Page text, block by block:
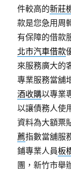
件較高的新莊
款是您急用周
有保障的借款
北市汽車借款
來服務廣大的
專業服務當舖
酒收購以專業
以讓債務人使
資料為大額票
薦指數當舖服
鋪專業人員板
團，新竹市舉